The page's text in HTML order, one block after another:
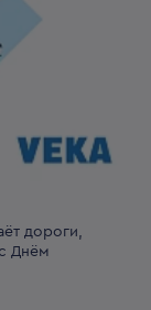
дороги,
Днём